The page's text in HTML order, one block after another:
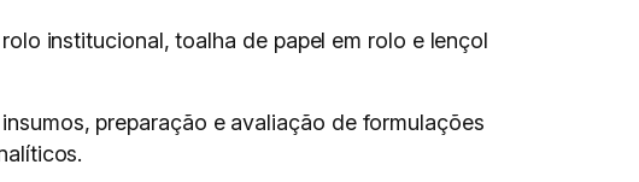
institucional, toalha de papel em rolo e lençol
preparação e avaliação de formulações